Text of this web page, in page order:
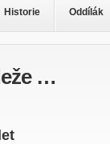
Historie Oddílák
…